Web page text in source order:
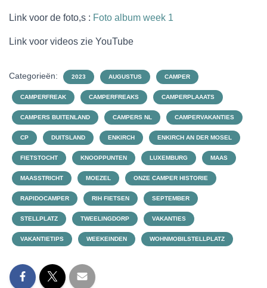
Link voor de foto,s : Foto album week 1
Link voor videos zie YouTube
Categorieën: 2023 AUGUSTUS CAMPER
CAMPERFREAK CAMPERFREAKS CAMPERPLAAATS
CAMPERS BUITENLAND CAMPERS NL CAMPERVAKANTIES
CP DUITSLAND ENKIRCH ENKIRCH AN DER MOSEL
FIETSTOCHT KNOOPPUNTEN LUXEMBURG MAAS
MAASSTRICHT MOEZEL ONZE CAMPER HISTORIE
RAPIDOCAMPER RIH FIETSEN SEPTEMBER
STELLPLATZ TWEELINGDORP VAKANTIES
VAKANTIETIPS WEEKEINDEN WOHNMOBILSTELLPLATZ